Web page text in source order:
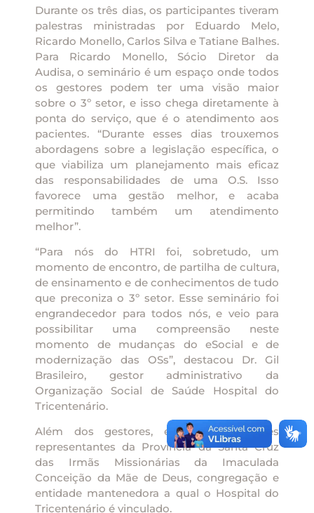
Durante os três dias, os participantes tiveram
palestras ministradas por Eduardo Melo,
Ricardo Monello, Carlos Silva e Tatiane Balhes.
Para Ricardo Monello, Sócio Diretor da
Audisa, o seminário é um espaço onde todos
os gestores podem ter uma visão maior
sobre o 3º setor, e isso chega diretamente à
ponta do serviço, que é o atendimento aos
pacientes. “Durante esses dias trouxemos
abordagens sobre a legislação específica, o
que viabiliza um planejamento mais eficaz
das responsabilidades de uma O.S. Isso
favorece uma gestão melhor, e acaba
permitindo também um atendimento
melhor”.
“Para nós do HTRI foi, sobretudo, um
momento de encontro, de partilha de cultura,
de ensinamento e de conhecimentos de tudo
que preconiza o 3º setor. Esse seminário foi
engrandecedor para todos nós, e veio para
possibilitar uma compreensão neste
momento de mudanças do eSocial e de
modernização das OSs”, destacou Dr. Gil
Brasileiro, gestor administrativo da
Organização Social de Saúde Hospital do
Tricentenário.
Além dos gestores, estiveram presentes
representantes da Província da Santa Cruz
das Irmãs Missionárias da Imaculada
Conceição da Mãe de Deus, congregação e
entidade mantenedora a qual o Hospital do
Tricentenário é vinculado.